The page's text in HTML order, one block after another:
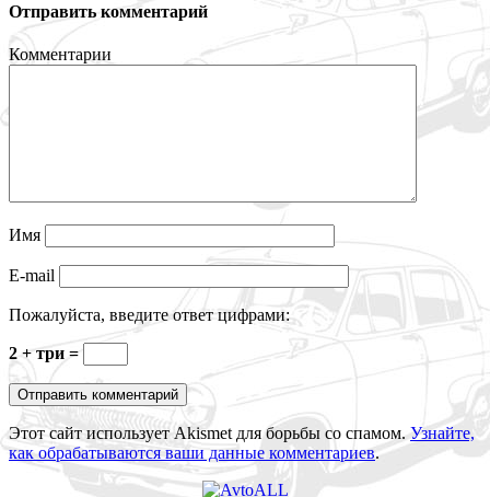
Отправить комментарий
Комментарии
Имя
E-mail
Пожалуйста, введите ответ цифрами:
2 + три =
Этот сайт использует Akismet для борьбы со спамом.Узнайте,
как обрабатываются ваши данные комментариев.